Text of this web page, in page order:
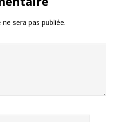
sera pas publiée.